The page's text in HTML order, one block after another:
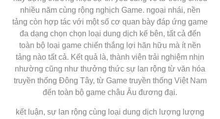
nhiều năm cùng rộng nghịch Game. ngoại nhái, nền
tảng còn hợp tác với một số cơ quan bày đáp ứng game
đa dạng chọn chọn loại dung dịch kế bên, tất cả đến
toàn bộ loại game chiến thắng lợi hãn hữu mà ít nền
tảng nào tất cả. Kết quả là, thành viên trải nghiệm nhịn
nhường cũng như thưởng thức sự lan rộng từ văn hóa
truyền thống Đông Tây, từ Game truyền thống Việt Nam
đến toàn bộ game châu Âu đương đại.
kết luận, sự lan rộng cùng loại dung dịch lượng lượng